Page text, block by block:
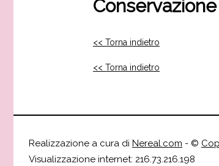
<< Torna indietro
<< Torna indietro
Realizzazione a cura di Nereal.com - ©
Visualizzazione internet: 216.73.216.198